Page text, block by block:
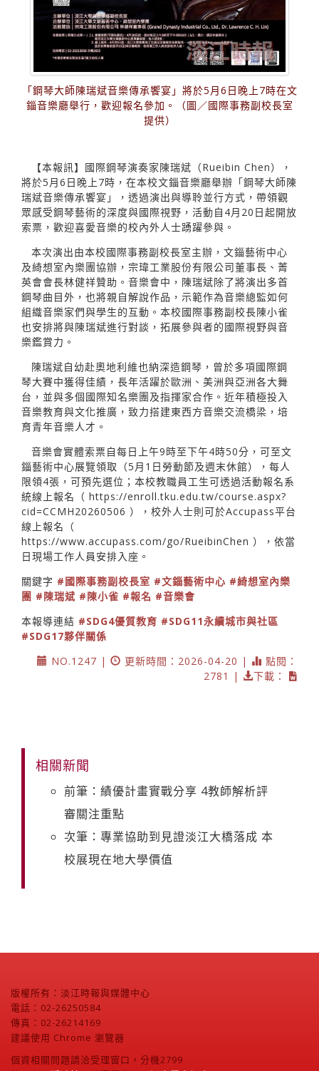
「鋼琴大師陳瑞斌音樂傳承饗宴」將於5月6日晚上7時在文
錙音樂廳舉行，歡迎報名參加。（圖／國際事務副校長室
提供）
【本報訊】國際鋼琴演奏家陳瑞斌（Rueibin Chen），
將於5月6日晚上7時，在本校文錙音樂廳舉辦「鋼琴大師陳
瑞斌音樂傳承饗宴」，透過演出與導聆並行方式，帶領觀
眾感受鋼琴藝術的深度與國際視野，活動自4月20日起開放
索票，歡迎喜愛音樂的校內外人士踴躍參與。
本次演出由本校國際事務副校長室主辦，文錙藝術中心
及綺想室內樂團協辦，宗瑋工業股份有限公司董事長、菁
英會會長林健祥贊助。音樂會中，陳瑞斌除了將演出多首
鋼琴曲目外，也將親自解說作品，示範作為音樂總監如何
組織音樂家們與學生的互動。本校國際事務副校長陳小雀
也安排將與陳瑞斌進行對談，拓展參與者的國際視野與音
樂鑑賞力。
陳瑞斌自幼赴奧地利維也納深造鋼琴，曾於多項國際鋼
琴大賽中獲得佳績，長年活躍於歐洲、美洲與亞洲各大舞
台，並與多個國際知名樂團及指揮家合作。近年積極投入
音樂教育與文化推廣，致力搭建東西方音樂交流橋梁，培
育青年音樂人才。
音樂會實體索票自每日上午9時至下午4時50分，可至文
錙藝術中心展覽領取（5月1日勞動節及週末休館），每人
限領4張，可預先選位；本校教職員工生可透過活動報名系
統線上報名（ https://enroll.tku.edu.tw/course.aspx?
cid=CCMH20260506 ），校外人士則可於Accupass平台
線上報名（
https://www.accupass.com/go/RueibinChen ），依當
日現場工作人員安排入座。
關鍵字 #國際事務副校長室 #文錙藝術中心 #綺想室內樂
團 #陳瑞斌 #陳小雀 #報名 #音樂會
本報導連結 #SDG4優質教育 #SDG11永續城市與社區
#SDG17夥伴關係
NO.1247 |
更新時間：2026-04-20 |
點閱：
2781 |
下載：
相關新聞
前筆：績優計畫實戰分享 4教師解析評
審關注重點
次筆：專業協助到見證淡江大橋落成 本
校展現在地大學價值
版權所有：淡江時報與媒體中心
電話：02-26250584
傳真：02-26214169
建議使用 Chrome 瀏覽器
個資相關問題請洽受理窗口，分機2799